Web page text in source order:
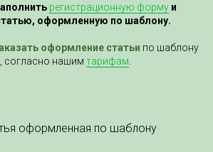
регистрационную форму и
оформленную по шаблону.
оформление статьи по шаблону
согласно нашим тарифам
оформленная по шаблону